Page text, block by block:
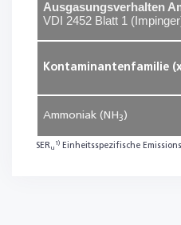
Ausgasungsverhalten
VDI 2452 Blatt 1
Kontaminantenfamilie
Ammoniak (NH3 )
SER u
1) Einheitsspezifische